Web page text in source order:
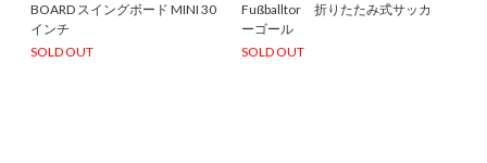
BOARD スイングボード MINI 30
インチ
SOLD OUT
Fußballtor 折りたたみ式サッカ
ーゴール
SOLD OUT